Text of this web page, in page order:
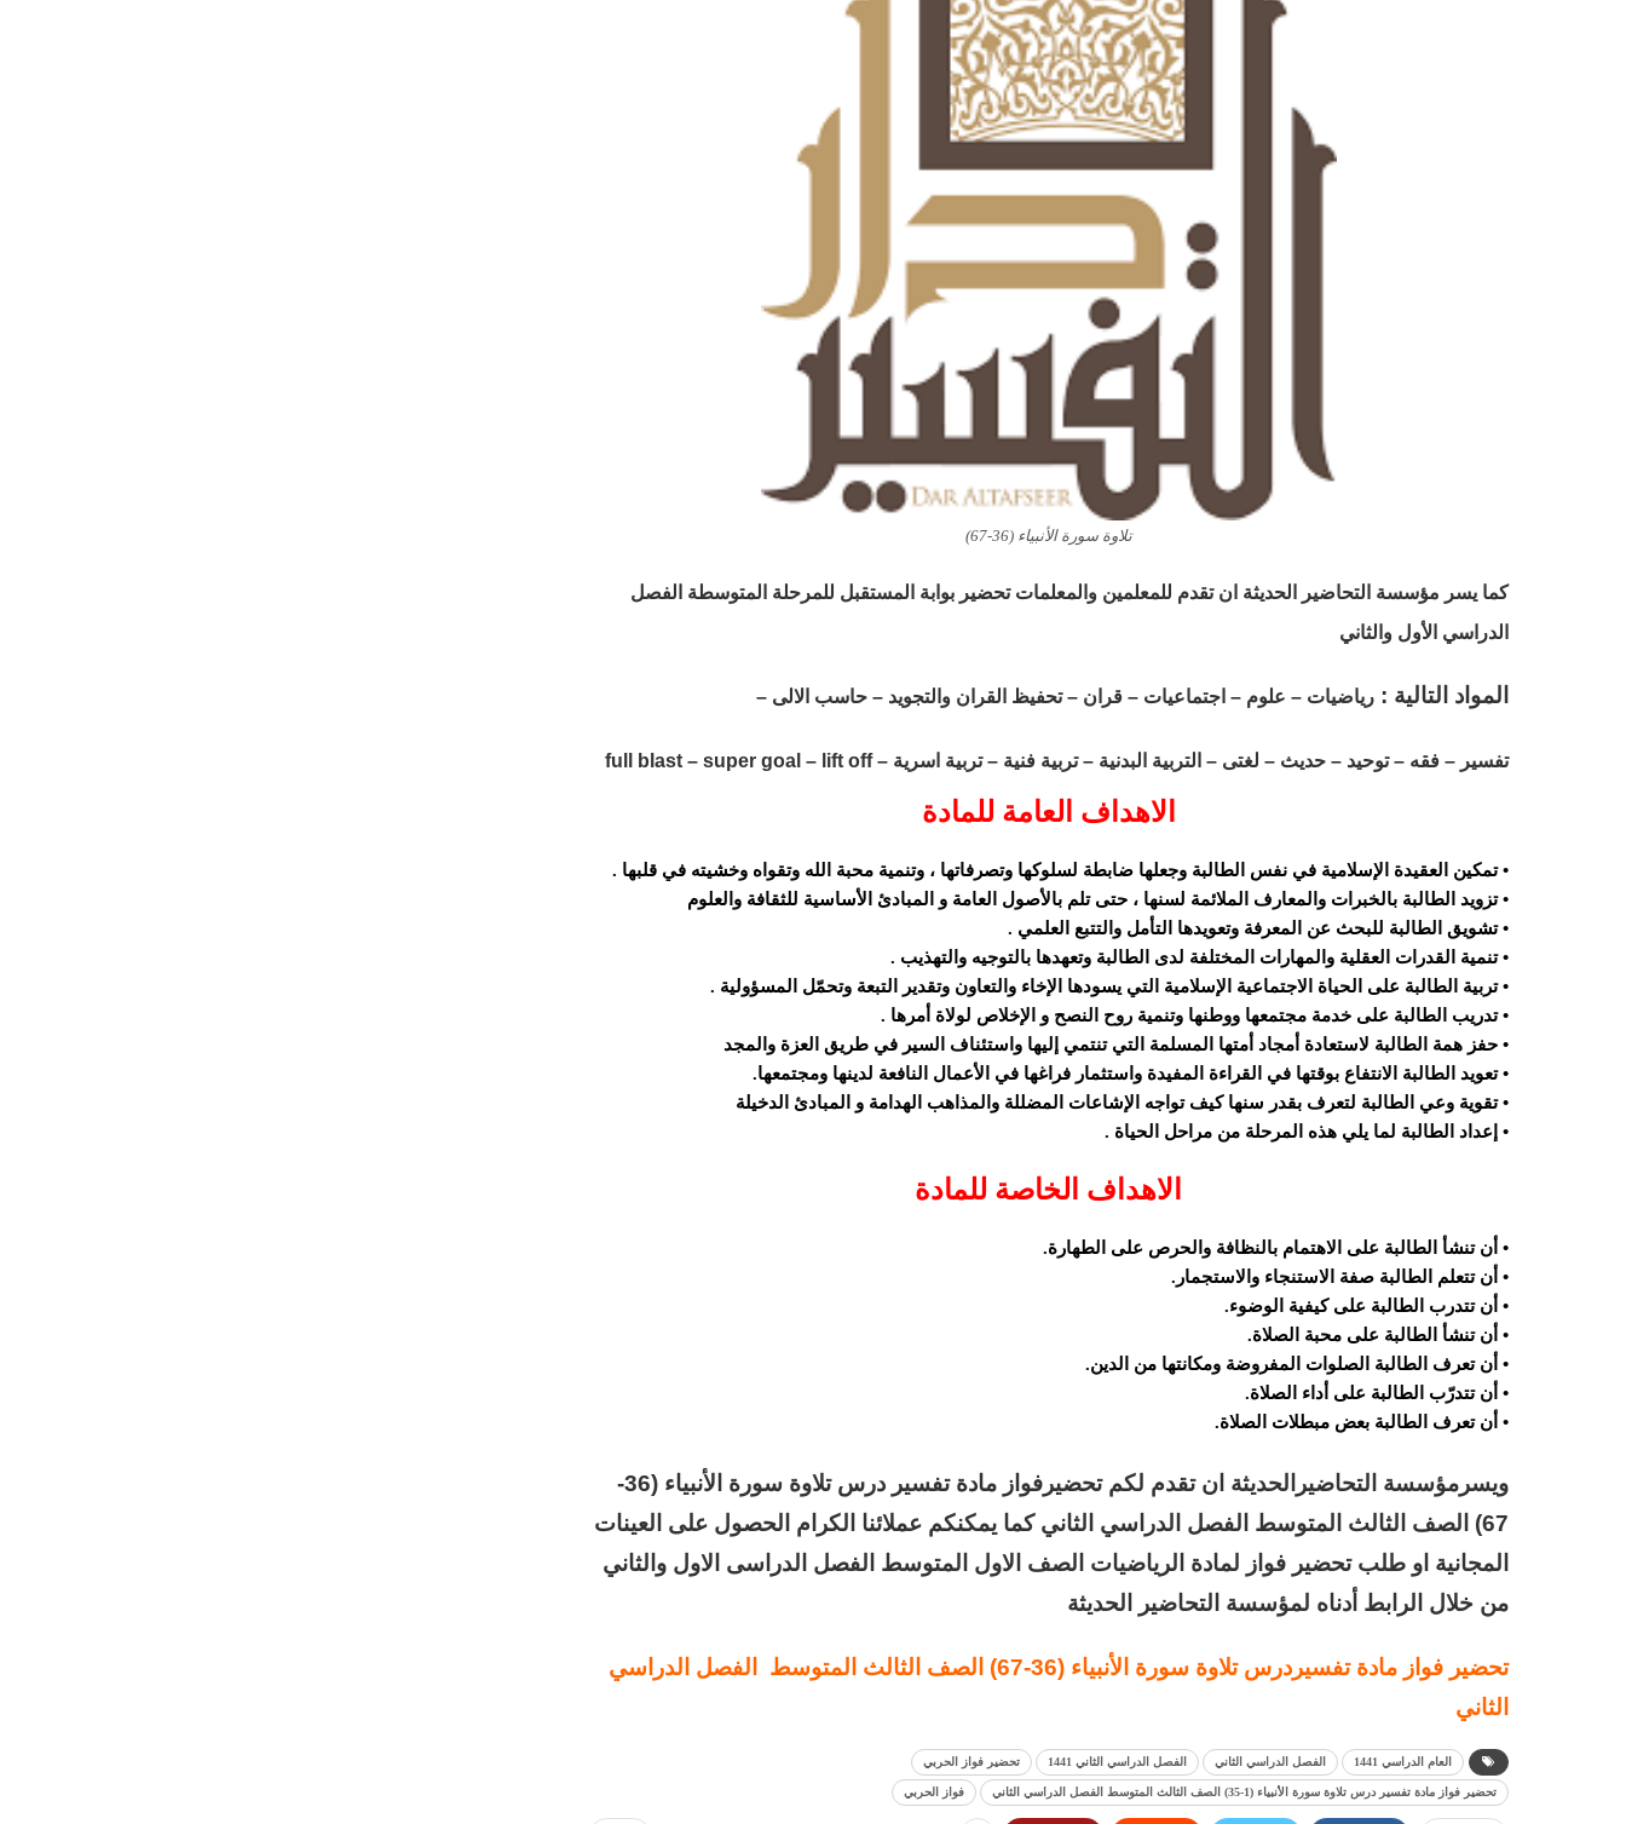
تلاوة سورة الأنبياء (36-67)
كما يسر مؤسسة التحاضير الحديثة ان تقدم للمعلمين والمعلمات تحضير بوابة المستقبل للمرحلة المتوسطة الفصل
الدراسي الأول والثاني
المواد التالية : رياضيات – علوم – اجتماعيات – قران – تحفيظ القران والتجويد – حاسب الالى –
تفسير – فقه – توحيد – حديث – لغتى – التربية البدنية – تربية فنية – تربية اسرية – full blast – super goal – lift off
الاهداف العامة للمادة
• تمكين العقيدة الإسلامية في نفس الطالبة وجعلها ضابطة لسلوكها وتصرفاتها ، وتنمية محبة الله وتقواه وخشيته في قلبها .
• تزويد الطالبة بالخبرات والمعارف الملائمة لسنها ، حتى تلم بالأصول العامة و المبادئ الأساسية للثقافة والعلوم
• تشويق الطالبة للبحث عن المعرفة وتعويدها التأمل والتتبع العلمي .
• تنمية القدرات العقلية والمهارات المختلفة لدى الطالبة وتعهدها بالتوجيه والتهذيب .
• تربية الطالبة على الحياة الاجتماعية الإسلامية التي يسودها الإخاء والتعاون وتقدير التبعة وتحمّل المسؤولية .
• تدريب الطالبة على خدمة مجتمعها ووطنها وتنمية روح النصح و الإخلاص لولاة أمرها .
• حفز همة الطالبة لاستعادة أمجاد أمتها المسلمة التي تنتمي إليها واستئناف السير في طريق العزة والمجد
• تعويد الطالبة الانتفاع بوقتها في القراءة المفيدة واستثمار فراغها في الأعمال النافعة لدينها ومجتمعها.
• تقوية وعي الطالبة لتعرف بقدر سنها كيف تواجه الإشاعات المضللة والمذاهب الهدامة و المبادئ الدخيلة
• إعداد الطالبة لما يلي هذه المرحلة من مراحل الحياة .
الاهداف الخاصة للمادة
• أن تنشأ الطالبة على الاهتمام بالنظافة والحرص على الطهارة.
• أن تتعلم الطالبة صفة الاستنجاء والاستجمار.
• أن تتدرب الطالبة على كيفية الوضوء.
• أن تنشأ الطالبة على محبة الصلاة.
• أن تعرف الطالبة الصلوات المفروضة ومكانتها من الدين.
• أن تتدرّب الطالبة على أداء الصلاة.
• أن تعرف الطالبة بعض مبطلات الصلاة.
ويسرمؤسسة التحاضيرالحديثة ان تقدم لكم تحضيرفواز مادة تفسير درس تلاوة سورة الأنبياء (36-
67) الصف الثالث المتوسط الفصل الدراسي الثاني كما يمكنكم عملائنا الكرام الحصول على العينات
المجانية او طلب تحضير فواز لمادة الرياضيات الصف الاول المتوسط الفصل الدراسى الاول والثاني
من خلال الرابط أدناه لمؤسسة التحاضير الحديثة
تحضير فواز مادة تفسيردرس تلاوة سورة الأنبياء (36-67) الصف الثالث المتوسط الفصل الدراسي
الثاني
العام الدراسي 1441 الفصل الدراسي الثاني الفصل الدراسي الثاني 1441 تحضير فواز الحربي
تحضير فواز مادة تفسير درس تلاوة سورة الأنبياء (1-35) الصف الثالث المتوسط الفصل الدراسي الثاني فواز الحربي